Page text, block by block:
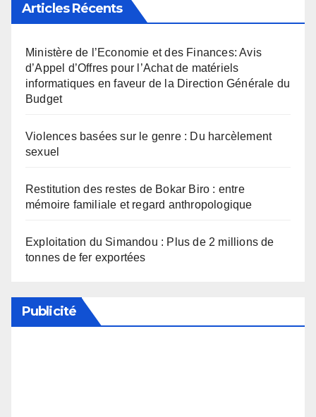
Articles Récents
Ministère de l’Economie et des Finances: Avis
d’Appel d’Offres pour l’Achat de matériels
informatiques en faveur de la Direction Générale du
Budget
Violences basées sur le genre : Du harcèlement
sexuel
Restitution des restes de Bokar Biro : entre
mémoire familiale et regard anthropologique
Exploitation du Simandou : Plus de 2 millions de
tonnes de fer exportées
Publicité